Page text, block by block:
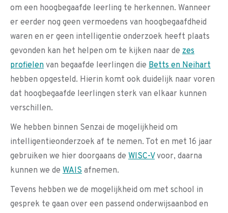
om een hoogbegaafde leerling te herkennen. Wanneer
er eerder nog geen vermoedens van hoogbegaafdheid
waren en er geen intelligentie onderzoek heeft plaats
gevonden kan het helpen om te kijken naar de zes
profielen van begaafde leerlingen die Betts en Neihart
hebben opgesteld. Hierin komt ook duidelijk naar voren
dat hoogbegaafde leerlingen sterk van elkaar kunnen
verschillen.
We hebben binnen Senzai de mogelijkheid om
intelligentieonderzoek af te nemen. Tot en met 16 jaar
gebruiken we hier doorgaans de WISC-Vvoor, daarna
kunnen we de WAIS afnemen.
Tevens hebben we de mogelijkheid om met school in
gesprek te gaan over een passend onderwijsaanbod en